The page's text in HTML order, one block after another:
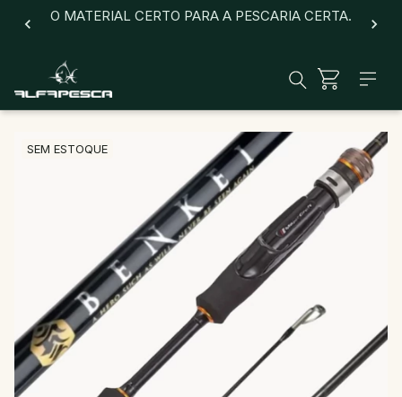
O MATERIAL CERTO PARA A PESCARIA CERTA.
SEM ESTOQUE